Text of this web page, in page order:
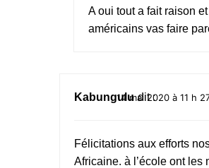
A oui tout a fait raison
américains vas faire
Kabungulu dit :
14 mai 2020 à 11 h
Félicitations aux efforts
Africaine. à l’école ont les